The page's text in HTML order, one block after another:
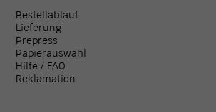
Bestellablauf
Lieferung
Prepress
Papierauswahl
Hilfe / FAQ
Reklamation